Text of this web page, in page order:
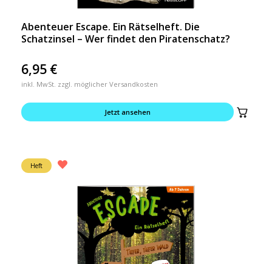
Abenteuer Escape. Ein Rätselheft. Die
Schatzinsel – Wer findet den Piratenschatz?
6,95 €
inkl. MwSt. zzgl. möglicher Versandkosten
Jetzt ansehen
Heft